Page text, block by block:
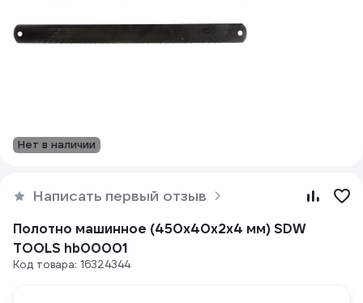
Нет в наличии
Написать первый отзыв
Полотно машинное (450х40х2х4 мм) SDW
TOOLS hb00001
Код товара: 16324344